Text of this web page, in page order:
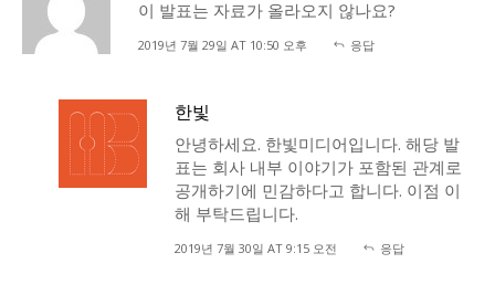
이 발표는 자료가 올라오지 않나요?
2019년 7월 29일 AT 10:50 오후 응답
한빛
안녕하세요. 한빛미디어입니다. 해당 발
표는 회사 내부 이야기가 포함된 관계로
공개하기에 민감하다고 합니다. 이점 이
해 부탁드립니다.
2019년 7월 30일 AT 9:15 오전 응답